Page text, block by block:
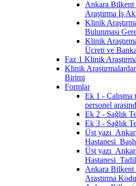
Ankara Bilkent
Araştırma İş
Klinik
Bulunması
Klinik
Ücreti ve
Faz 1 Klinik
Klinik
Birimi
Formlar
Ek 1 - Çalışma
personel
Ek 2 - Sağlık
Ek 3 - Sağlık
Üst
Üst
Ankara Bilkent
Araştırma